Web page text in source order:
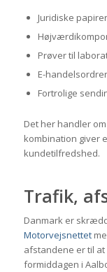
Juridiske
Prøver til
E-
Fortrolige
Det her handler
kombination giver
kundetilfredshed.
Trafik,
Danmark er
Motorvejsnettet
afstandene er til
formiddagen i